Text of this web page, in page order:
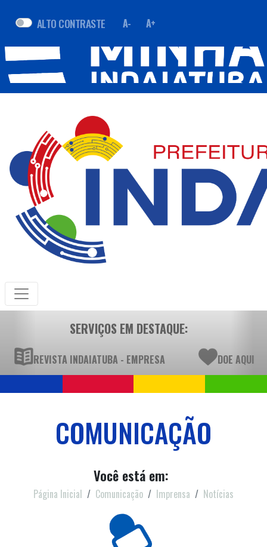
ALTO CONTRASTE A- A+
SERVIÇOS EM DESTAQUE:
REVISTA INDAIATUBA - EMPRESA DOE AQUI
COMUNICAÇÃO
Você está em:
Página Inicial Comunicação Imprensa Notícias